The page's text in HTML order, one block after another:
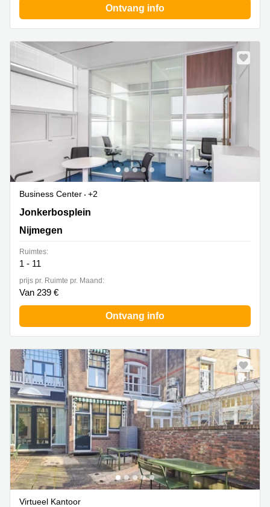
Ontvang info
Business Center
+2
Jonkerbosplein 52, Nijmegen
Jonkerbosplein
Nijmegen
Ruimtes:
1 - 11
prijs pr. Ruimte pr. Maand:
Van 239 €
Ontvang info
Virtueel Kantoor